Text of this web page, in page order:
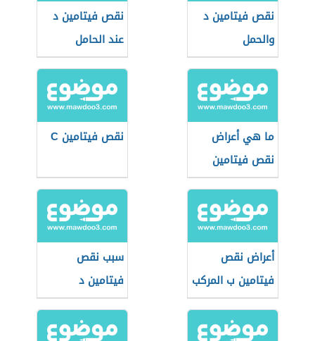
نقص فيتامين د
والحمل
نقص فيتامين د
عند الحامل
ما هي أعراض
نقص فيتامين
B12
نقص فيتامين C
أعراض نقص
فيتامين ب المركب
سبب نقص
فيتامين د